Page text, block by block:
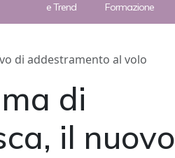
e Trend
Formazione
di addestramento al volo
di
il nuovo